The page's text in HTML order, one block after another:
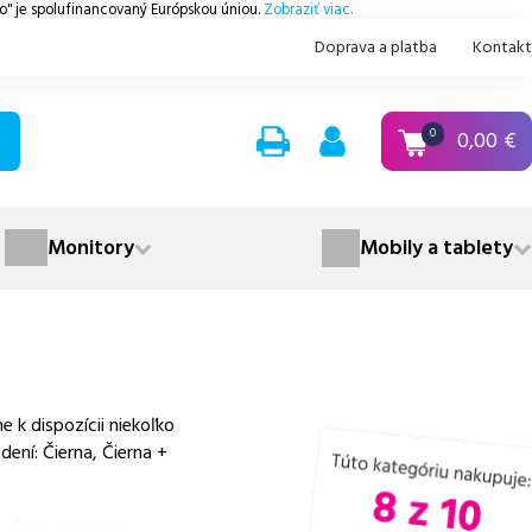
je spolufinancovaný Európskou úniou. Zobraziť viac.
Doprava a platba Kontakt
0 0,00 €
Monitory Mobily a tablety
k dispozícii niekoľko
Čierna, Čierna +